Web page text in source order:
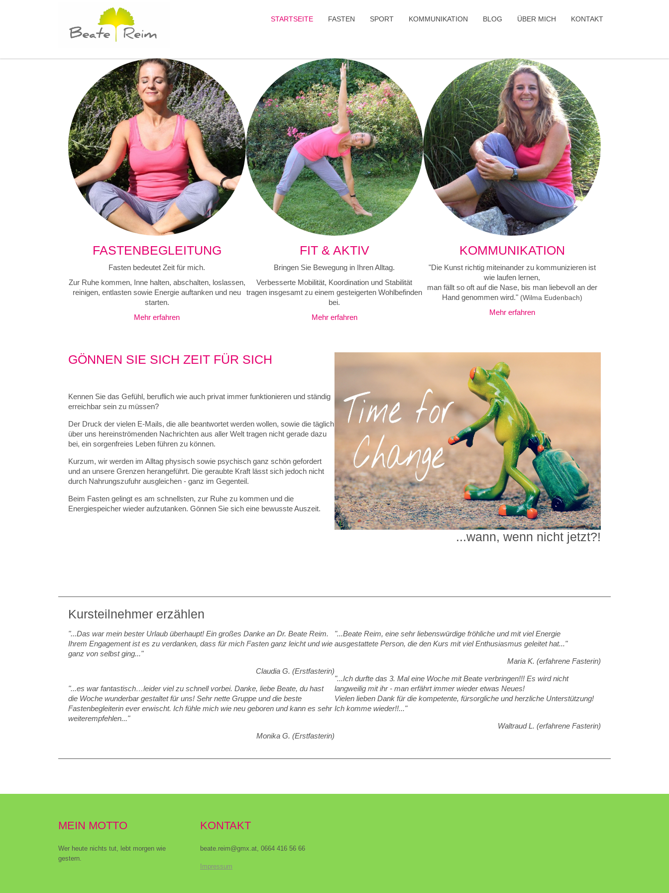
STARTSEITE FASTEN SPORT KOMMUNIKATION BLOG ÜBER MICH KONTAKT
FASTENBEGLEITUNG
Fasten bedeutet Zeit für mich.
Zur Ruhe kommen, Inne halten, abschalten, loslassen,
reinigen, entlasten sowie Energie auftanken und neu
starten.
Mehr erfahren
FIT & AKTIV
Bringen Sie Bewegung in Ihren Alltag.
Verbesserte Mobilität, Koordination und Stabilität
tragen insgesamt zu einem gesteigerten Wohlbefinden
bei.
Mehr erfahren
KOMMUNIKATION
"Die Kunst richtig miteinander zu kommunizieren ist
wie laufen lernen,
man fällt so oft auf die Nase, bis man liebevoll an der
Hand genommen wird."(Wilma Eudenbach)
Mehr erfahren
GÖNNEN SIE SICH ZEIT FÜR SICH
Kennen Sie das Gefühl, beruflich wie auch privat immer funktionieren und ständig
erreichbar sein zu müssen?
Der Druck der vielen E-Mails, die alle beantwortet werden wollen, sowie die täglich
über uns hereinströmenden Nachrichten aus aller Welt tragen nicht gerade dazu
bei, ein sorgenfreies Leben führen zu können.
Kurzum, wir werden im Alltag physisch sowie psychisch ganz schön gefordert
und an unsere Grenzen herangeführt. Die geraubte Kraft lässt sich jedoch nicht
durch Nahrungszufuhr ausgleichen - ganz im Gegenteil.
Beim Fasten gelingt es am schnellsten, zur Ruhe zu kommen und die
Energiespeicher wieder aufzutanken. Gönnen Sie sich eine bewusste Auszeit.
...wann, wenn nicht jetzt?!
Kursteilnehmer erzählen
"...Das war mein bester Urlaub überhaupt! Ein großes Danke an Dr. Beate Reim.
Ihrem Engagement ist es zu verdanken, dass für mich Fasten ganz leicht und wie
ganz von selbst ging..."
Claudia G. (Erstfasterin)
"...es war fantastisch…leider viel zu schnell vorbei. Danke, liebe Beate, du hast
die Woche wunderbar gestaltet für uns! Sehr nette Gruppe und die beste
Fastenbegleiterin ever erwischt. Ich fühle mich wie neu geboren und kann es sehr
weiterempfehlen..."
Monika G. (Erstfasterin)
"...Beate Reim, eine sehr liebenswürdige fröhliche und mit viel Energie
ausgestattete Person, die den Kurs mit viel Enthusiasmus geleitet hat..."
Maria K. (erfahrene Fasterin)
"...Ich durfte das 3. Mal eine Woche mitBeate verbringen!!! Es wird nicht
langweilig mit ihr - man erfährt immer wieder etwas Neues!
Vielen lieben Dank für die kompetente, fürsorgliche und herzliche Unterstützung!
Ich komme wieder!!..."
Waltraud L. (erfahrene Fasterin)
MEIN MOTTO
Wer heute nichts tut, lebt morgen wie
gestern.
KONTAKT
beate.reim@gmx.at, 0664 416 56 66
Impressum